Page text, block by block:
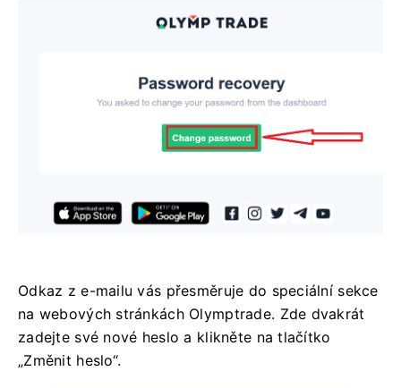
Odkaz z e-mailu vás přesměruje do speciální sekce
na webových stránkách Olymptrade. Zde dvakrát
zadejte své nové heslo a klikněte na tlačítko
„Změnit heslo“.